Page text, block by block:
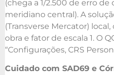
(chega a 1/2.500 de erro
meridiano central). A
(Transverse Mercator)
obra e fator de escala 1. O
“Configurações, CRS
Cuidado com SAD69 e